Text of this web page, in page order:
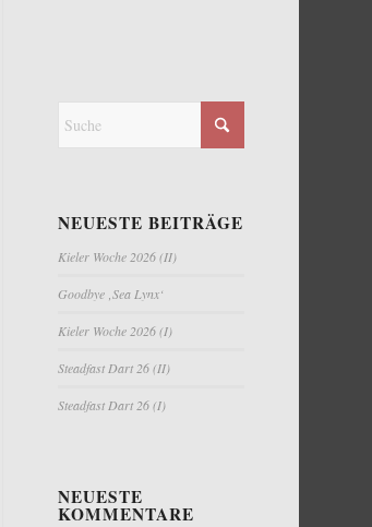
NEUESTE BEITRÄGE
Kieler Woche 2026 (II)
Goodbye ‚Sea Lynx‘
Kieler Woche 2026 (I)
Steadfast Dart 26 (II)
Steadfast Dart 26 (I)
NEUESTE
KOMMENTARE